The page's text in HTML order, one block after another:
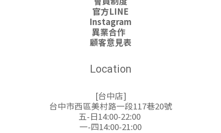
官方LINE
Instagram
異業合作
顧客意見表
Location
[台中店]
台中市西區美村路一段117巷20號
五-日14:00-22:00
一-四14:00-21:00